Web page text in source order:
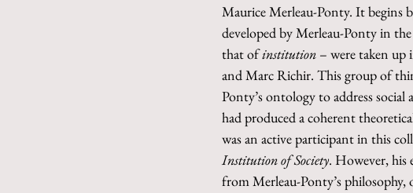
Maurice Merleau-Ponty. It begins
developed by Merleau-Ponty in
that of institution – were taken
and Marc Richir. This group of
Ponty’s ontology to address
had produced a coherent
was an active participant in this
Institution of Society. However, his
from Merleau-Ponty’s